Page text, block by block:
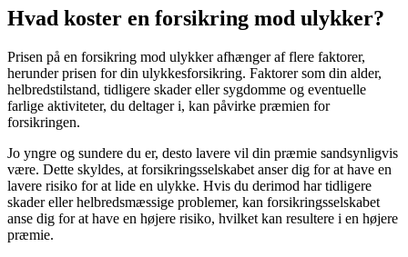
Hvad koster en forsikring mod ulykker?
Prisen på en forsikring mod ulykker afhænger af flere faktorer,
herunder prisen for din ulykkesforsikring. Faktorer som din alder,
helbredstilstand, tidligere skader eller sygdomme og eventuelle
farlige aktiviteter, du deltager i, kan påvirke præmien for
forsikringen.
Jo yngre og sundere du er, desto lavere vil din præmie sandsynligvis
være. Dette skyldes, at forsikringsselskabet anser dig for at have en
lavere risiko for at lide en ulykke. Hvis du derimod har tidligere
skader eller helbredsmæssige problemer, kan forsikringsselskabet
anse dig for at have en højere risiko, hvilket kan resultere i en højere
præmie.